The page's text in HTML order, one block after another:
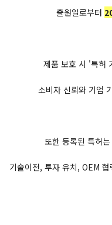
출원일로부터
제품 보호 시 '특허
소비자 신뢰와 기업
또한 등록된 특허
기술이전, 투자 유치, OEM